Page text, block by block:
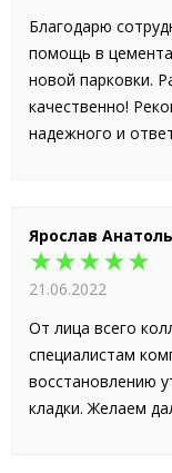
Благодарю
помощь в
новой парковки.
качественно!
надежного и
Ярослав
★★★★★
21.06.2022
От лица всего
специалистам
восстановлению
кладки. Желаем